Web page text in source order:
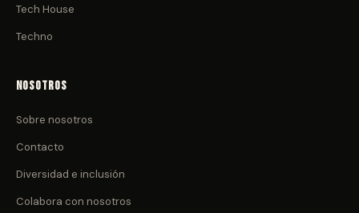
Tech House
Techno
Nosotros
Sobre nosotros
Contacto
Diversidad e inclusión
Colabora con nosotros